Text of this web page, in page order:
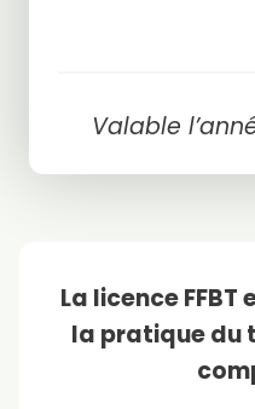
Valable
La licence
la pratique du